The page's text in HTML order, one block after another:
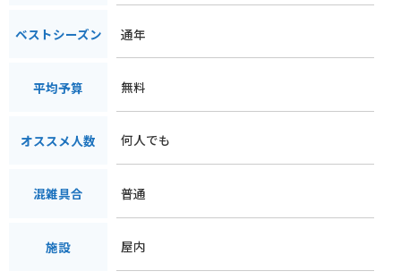
ベストシーズン 通年
平均予算 無料
オススメ人数 何人でも
混雑具合 普通
施設 屋内